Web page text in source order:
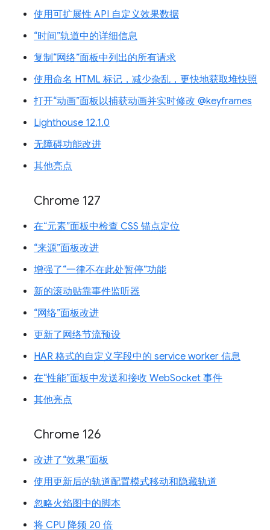
使用可扩展性 API 自定义效果数据
“时间”轨道中的详细信息
复制“网络”面板中列出的所有请求
使用命名 HTML 标记，减少杂乱，更快地获取堆快照
打开“动画”面板以捕获动画并实时修改 @keyframes
Lighthouse 12.1.0
无障碍功能改进
其他亮点
Chrome 127
在“元素”面板中检查 CSS 锚点定位
“来源”面板改进
增强了“一律不在此处暂停”功能
新的滚动贴靠事件监听器
“网络”面板改进
更新了网络节流预设
HAR 格式的自定义字段中的 service worker 信息
在“性能”面板中发送和接收 WebSocket 事件
其他亮点
Chrome 126
改进了“效果”面板
使用更新后的轨道配置模式移动和隐藏轨道
忽略火焰图中的脚本
将 CPU 降频 20 倍